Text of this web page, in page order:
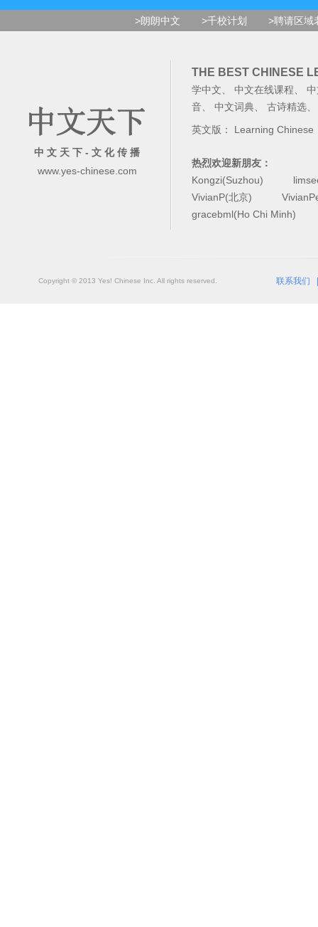
>朗朗中文 >千校计划 >聘请区域
中 文 天 下 - 文 化 传 播
www.yes-chinese.com
THE BEST CHINESE
学中文 中文在线课程
音
中文词典 古诗精选
英文版： Learning Chinese
热烈欢迎新朋友：
Kongzi(Suzhou)
VivianP(北京)
gracebml(Ho Chi Minh)
Copyright © 2013 Yes! Chinese Inc. All rights reserved. 联系我们